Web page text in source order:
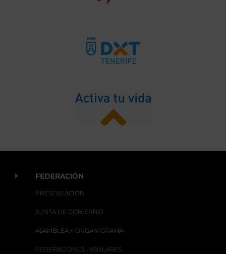
E FEDERACIÓN
PRESENTACIÓN
JUNTA DE GOBIERNO
ASAMBLEA + ORGANIGRAMA
FEDERACIONES INSULARES